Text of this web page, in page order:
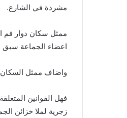
مشردة في الشارع.
ممثل سكان دوار فم
اعضاء الجماعة سبق
واضاف ممثل السكان
فهل القوانين
زجرية لملا خزائن